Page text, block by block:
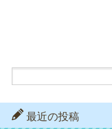
最近の投稿